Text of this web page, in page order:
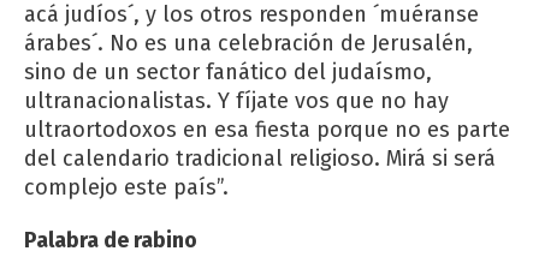
acá judíos´, y los otros responden ´muéranse
árabes´. No es una celebración de Jerusalén,
sino de un sector fanático del judaísmo,
ultranacionalistas. Y fíjate vos que no hay
ultraortodoxos en esa fiesta porque no es parte
del calendario tradicional religioso. Mirá si será
complejo este país”.
Palabra de rabino